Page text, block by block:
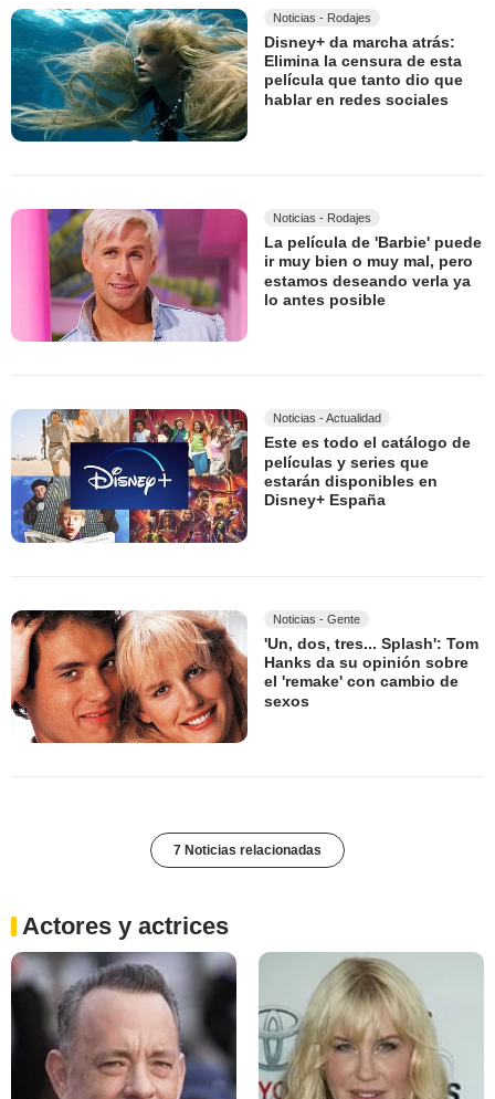
Noticias - Rodajes
Disney+ da marcha atrás:
Elimina la censura de esta
película que tanto dio que
hablar en redes sociales
Noticias - Rodajes
La película de 'Barbie' puede
ir muy bien o muy mal, pero
estamos deseando verla ya
lo antes posible
Noticias - Actualidad
Este es todo el catálogo de
películas y series que
estarán disponibles en
Disney+ España
Noticias - Gente
'Un, dos, tres... Splash': Tom
Hanks da su opinión sobre
el 'remake' con cambio de
sexos
7 Noticias relacionadas
Actores y actrices